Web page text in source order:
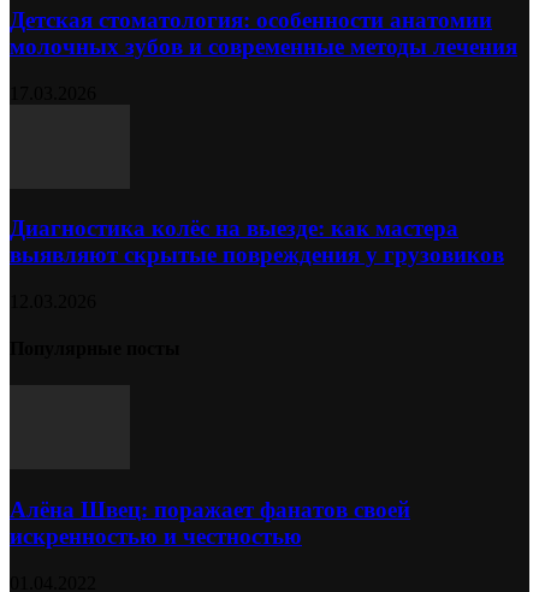
Детская стоматология: особенности анатомии
молочных зубов и современные методы лечения
Диагностика колёс на выезде: как мастера
выявляют скрытые повреждения у грузовиков
Алёна Швец: поражает фанатов своей
искренностью и честностью